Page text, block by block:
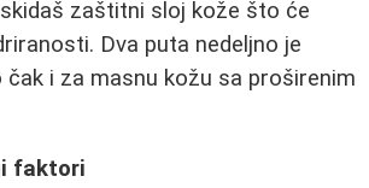
zaštitni sloj kože što će
Dva puta nedeljno je
čak i za masnu kožu sa proširenim
faktori